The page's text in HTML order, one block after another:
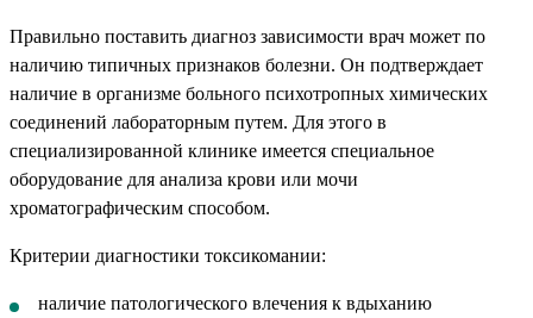
Правильно поставить диагноз зависимости врач может по
наличию типичных признаков болезни. Он подтверждает
наличие в организме больного психотропных химических
соединений лабораторным путем. Для этого в
специализированной клинике имеется специальное
оборудование для анализа крови или мочи
хроматографическим способом.
Критерии диагностики токсикомании:
наличие патологического влечения к вдыханию